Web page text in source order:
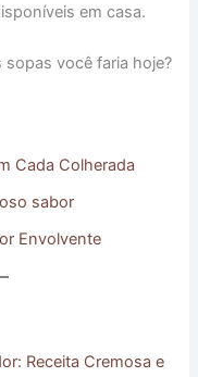
em casa.
sopas você faria hoje?
Cada Colherada
sabor
Envolvente
Receita Cremosa e